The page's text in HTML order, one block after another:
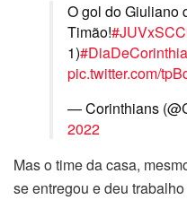
O gol do Giuliano
Timão!
1)
pic.twitter.com/
— Corinthians
2022
Mas o time da casa,
se entregou e deu